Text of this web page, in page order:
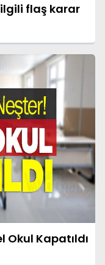
flaş karar
Okul Kapatıldı